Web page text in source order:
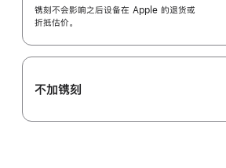
镌刻不会影响之后设备在 Apple 的退货或
折抵估价。
不加镌刻